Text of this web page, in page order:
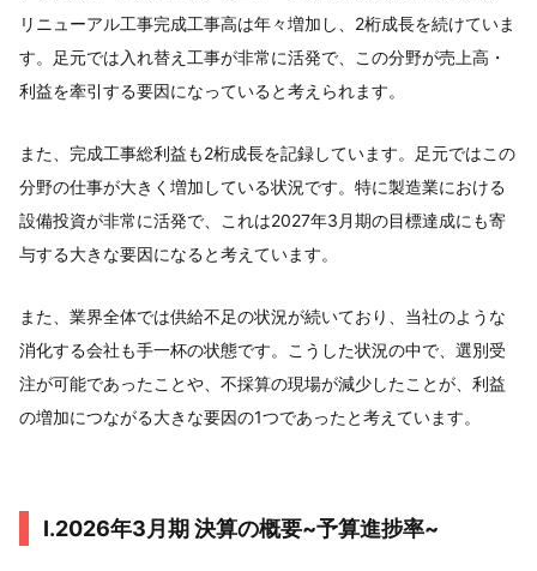
リニューアル工事完成工事高は年々増加し、2桁成長を続けていま
す。足元では入れ替え工事が非常に活発で、この分野が売上高・
利益を牽引する要因になっていると考えられます。
また、完成工事総利益も2桁成長を記録しています。足元ではこの
分野の仕事が大きく増加している状況です。特に製造業における
設備投資が非常に活発で、これは2027年3月期の目標達成にも寄
与する大きな要因になると考えています。
また、業界全体では供給不足の状況が続いており、当社のような
消化する会社も手一杯の状態です。こうした状況の中で、選別受
注が可能であったことや、不採算の現場が減少したことが、利益
の増加につながる大きな要因の1つであったと考えています。
I.2026年3月期 決算の概要~予算進捗率~